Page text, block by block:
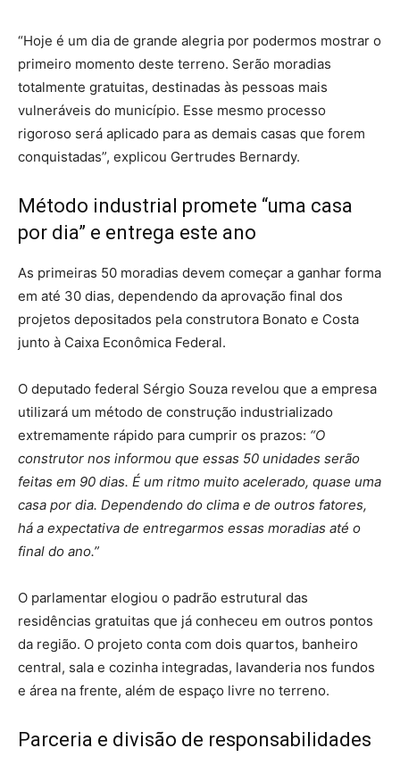
“Hoje é um dia de grande alegria por podermos mostrar o
primeiro momento deste terreno. Serão moradias
totalmente gratuitas, destinadas às pessoas mais
vulneráveis do município. Esse mesmo processo
rigoroso será aplicado para as demais casas que forem
conquistadas”, explicou Gertrudes Bernardy.
Método industrial promete “uma casa
por dia” e entrega este ano
As primeiras 50 moradias devem começar a ganhar forma
em até 30 dias, dependendo da aprovação final dos
projetos depositados pela construtora Bonato e Costa
junto à Caixa Econômica Federal.
O deputado federal Sérgio Souza revelou que a empresa
utilizará um método de construção industrializado
extremamente rápido para cumprir os prazos: “O
construtor nos informou que essas 50 unidades serão
feitas em 90 dias. É um ritmo muito acelerado, quase uma
casa por dia. Dependendo do clima e de outros fatores,
há a expectativa de entregarmos essas moradias até o
final do ano.”
O parlamentar elogiou o padrão estrutural das
residências gratuitas que já conheceu em outros pontos
da região. O projeto conta com dois quartos, banheiro
central, sala e cozinha integradas, lavanderia nos fundos
e área na frente, além de espaço livre no terreno.
Parceria e divisão de responsabilidades